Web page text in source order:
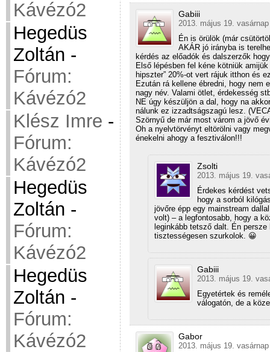
Kávézó2
Hegedüs
Zoltán -
Fórum:
Kávézó2
Klész Imre -
Fórum:
Kávézó2
Hegedüs
Zoltán -
Fórum:
Kávézó2
Hegedüs
Zoltán -
Fórum:
Kávézó2
Gabiii
2013. május 19.
Én is örülök (már
AKÁR jó irányba is
kérdés az előadók és dalszerzők
Első lépésben fel kéne kötniük
hipszter” 20%-ot vert rájuk itthon és
Ezután rá kellene ébredni, hogy nem
nagy név. Valami ötlet, érdekesség
NE úgy készüljön a dal, hogy na
nálunk ez izzadtságszagú lesz.
Szörnyű de már most várom a jövő
Oh a nyelvtörvényt eltörölni vagy
énekelni ahogy a fesztiválon!!!
Zsolti
2013. május 19.
Érdekes kérdést
hogy a sorból
jövőre épp egy mainstream
volt) – a legfontosabb, hogy a
leginkább tetsző dalt. Én
tisztességesen szurkolok. 😀
Gabiii
2013. május 19.
Egyetértek és
válogatón, de a
Gabor
2013. május 19.